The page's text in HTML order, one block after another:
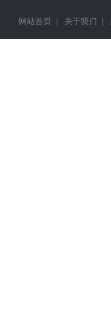
网站首页 | 关于我们 |